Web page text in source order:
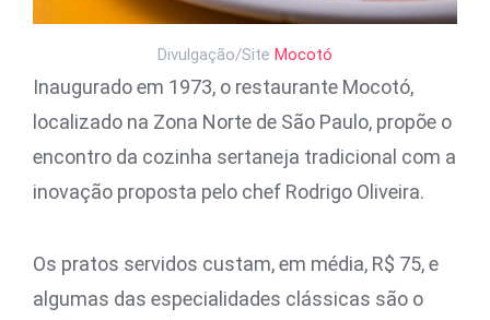
Divulgação/Site Mocotó
Inaugurado em 1973, o restaurante Mocotó,
localizado na Zona Norte de São Paulo, propõe o
encontro da cozinha sertaneja tradicional com a
inovação proposta pelo chef Rodrigo Oliveira.
Os pratos servidos custam, em média, R$ 75, e
algumas das especialidades clássicas são o